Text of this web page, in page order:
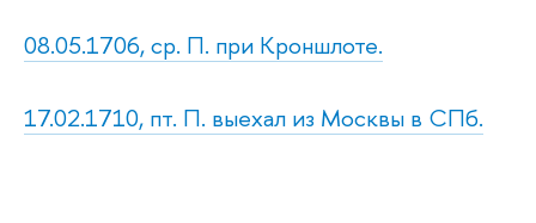
08.05.1706, ср. П. при Кроншлоте.
17.02.1710, пт. П. выехал из Москвы в СПб.